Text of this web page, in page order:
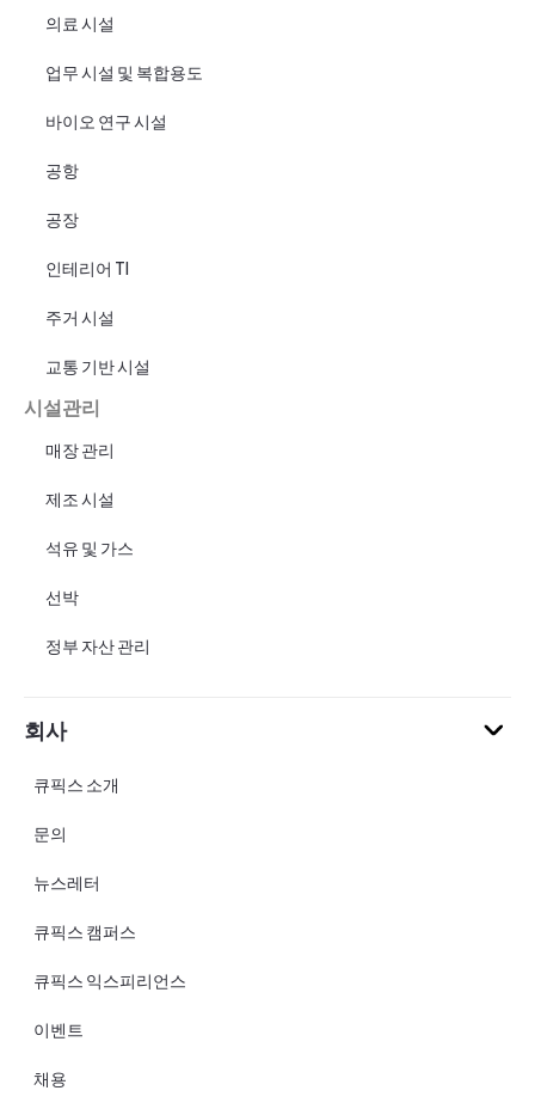
의료 시설
업무 시설 및 복합용도
바이오 연구 시설
공항
공장
인테리어 TI
주거 시설
교통 기반 시설
시설관리
매장 관리
제조 시설
석유 및 가스
선박
정부 자산 관리
회사
큐픽스 소개
문의
뉴스레터
큐픽스 캠퍼스
큐픽스 익스피리언스
이벤트
채용